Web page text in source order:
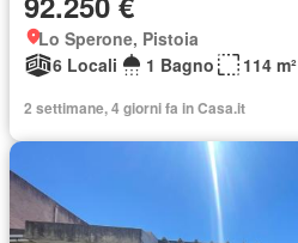
Lo Sperone, Pistoia
6 Locali
1 Bagno 114 m²
2 settimane, 4 giorni fa in Casa.it